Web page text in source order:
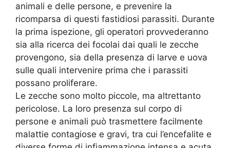
animali e delle persone, e prevenire la
ricomparsa di questi fastidiosi parassiti. Durante
la prima ispezione, gli operatori provvederanno
sia alla ricerca dei focolai dai quali le zecche
provengono, sia della presenza di larve e uova
sulle quali intervenire prima che i parassiti
possano proliferare.
Le zecche sono molto piccole, ma altrettanto
pericolose. La loro presenza sul corpo di
persone e animali può trasmettere facilmente
malattie contagiose e gravi, tra cui l’encefalite e